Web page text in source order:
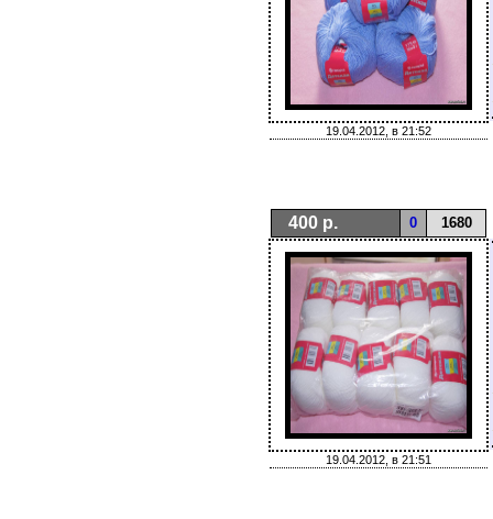
19.04.2012, в 21:52
400 р. 0 1680
19.04.2012, в 21:51